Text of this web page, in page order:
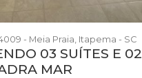
- Meia Praia, Itapema - SC
03 SUÍTES E 02
MAR